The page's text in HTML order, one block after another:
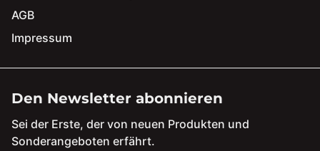
AGB
Impressum
Den Newsletter abonnieren
Sei der Erste, der von neuen Produkten und
Sonderangeboten erfährt.